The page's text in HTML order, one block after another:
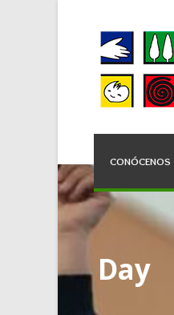
CONÓCENOS
Day